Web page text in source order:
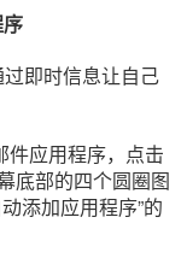
即时信息让自己
应用程序，点击
底部的四个圆圈图
添加应用程序”的